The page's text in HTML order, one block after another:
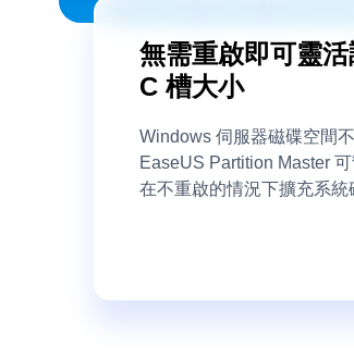
無需重啟即可靈
C 槽大小
Windows 伺服器磁碟空間
EaseUS Partition Master
在不重啟的情況下擴充系統